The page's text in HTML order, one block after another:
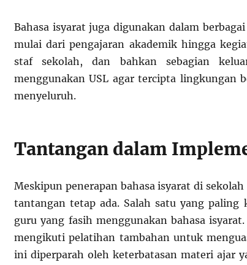
Bahasa isyarat juga digunakan dalam
mulai dari pengajaran akademik hingga
staf sekolah, dan bahkan sebagian
menggunakan USL agar tercipta lingkungan
menyeluruh.
Tantangan dalam
Meskipun penerapan bahasa isyarat di
tantangan tetap ada. Salah satu yang paling
guru yang fasih menggunakan bahasa
mengikuti pelatihan tambahan untuk
ini diperparah oleh keterbatasan materi ajar